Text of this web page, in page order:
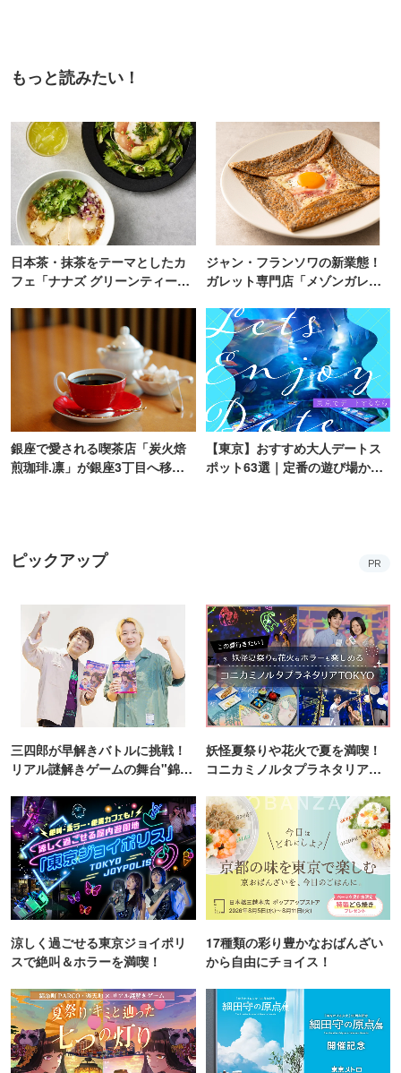
もっと読みたい！
日本茶・抹茶をテーマとしたカ
フェ「ナナズ グリーンティー」
ジャン・フランソワの新業態！
ガレット専門店「メゾンガレッ
銀座で愛される喫茶店「炭火焙
煎珈琲.凛」が銀座3丁目へ移転
【東京】おすすめ大人デートス
ポット63選｜定番の遊び場から
ピックアップ PR
三四郎が早解きバトルに挑戦！
リアル謎解きゲームの舞台"錦糸
妖怪夏祭りや花火で夏を満喫！
コニカミノルタプラネタリア
涼しく過ごせる東京ジョイポリ
スで絶叫＆ホラーを満喫！
17種類の彩り豊かなおばんざい
から自由にチョイス！